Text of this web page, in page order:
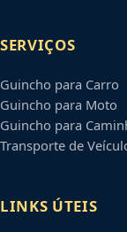
SERVIÇOS
Guincho para Carro
Guincho para Moto
Guincho para
Transporte de
LINKS ÚTEIS